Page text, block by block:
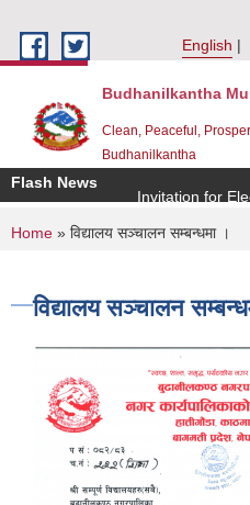
English
Budhanilkantha
Clean, Peaceful,
Budhanilkantha
Flash News
Invitation for
You are here
Home » विद्यालय सञ्चालन सम्बन्धमा ।
विद्यालय सञ्चालन